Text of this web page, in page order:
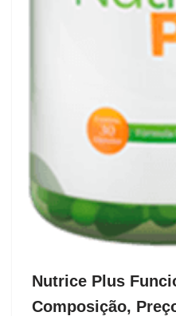
Nutrice Plus
Composição,